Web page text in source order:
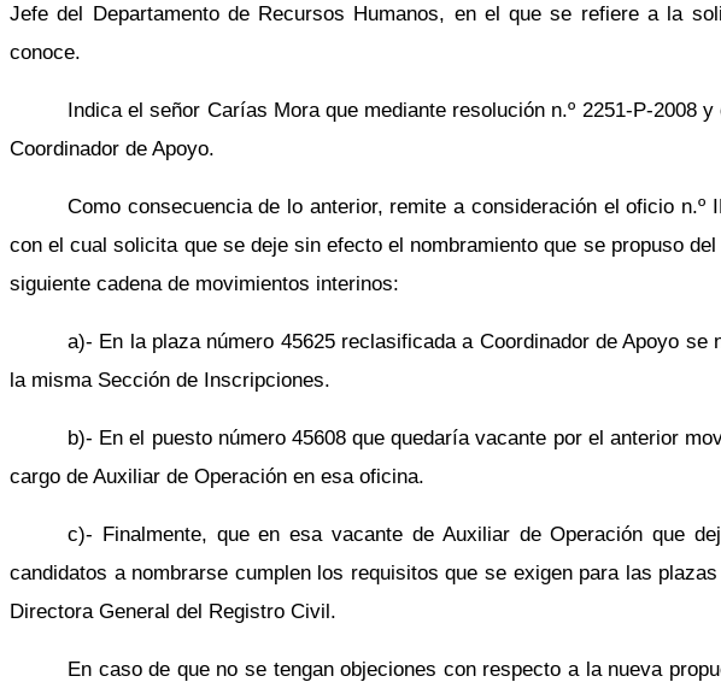
Jefe del Departamento de Recursos Humanos, en el que se refiere a la
conoce.
Indica el señor Carías Mora que mediante resolución n.º 2251-P-2008
Coordinador de Apoyo.
Como consecuencia de lo anterior, remite a consideración el oficio
con el cual solicita que se deje sin efecto el nombramiento que se propuso
siguiente cadena de movimientos interinos:
a)- En la plaza número 45625 reclasificada a Coordinador de Apoyo
la misma Sección de Inscripciones.
b)- En el puesto número 45608 que quedaría vacante por el anterior
cargo de Auxiliar de Operación en esa oficina.
c)- Finalmente, que en esa vacante de Auxiliar de Operación que
candidatos a nombrarse cumplen los requisitos que se exigen para las
Directora General del Registro Civil.
En caso de que no se tengan objeciones con respecto a la nueva